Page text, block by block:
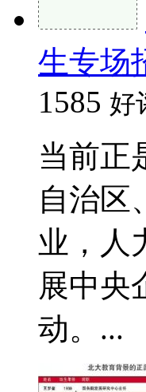
生专场
1585 好
当前正
自治区
业，人
展中央
动。...